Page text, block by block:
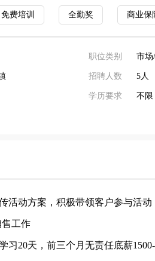
免费培训 全勤奖 商业保
职位类别 市场
招聘人数 5人
学历要求 不限
活动方案，积极带领客户参与活动
售工作
习20天，前三个月无责任底薪